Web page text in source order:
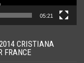
05:21
CRISTIANA
FRANCE